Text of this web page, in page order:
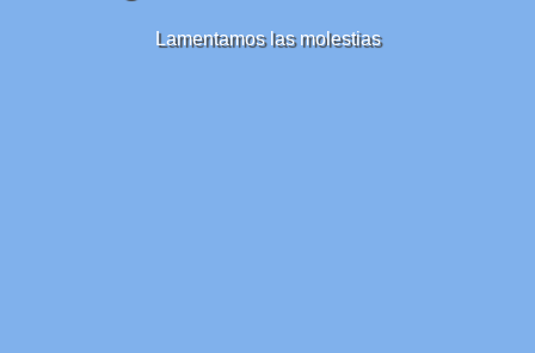
Lamentamos las molestias